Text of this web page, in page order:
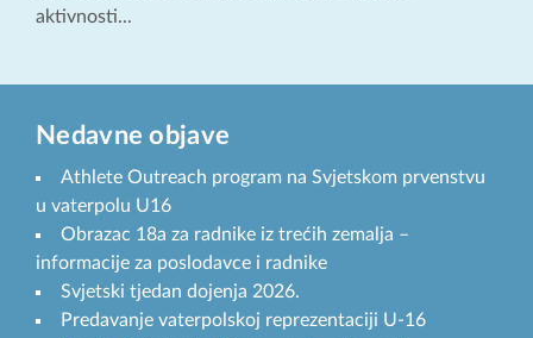
aktivnosti...
Nedavne objave
Athlete Outreach program na Svjetskom prvenstvu
u vaterpolu U16
Obrazac 18a za radnike iz trećih zemalja –
informacije za poslodavce i radnike
Svjetski tjedan dojenja 2026.
Predavanje vaterpolskoj reprezentaciji U-16